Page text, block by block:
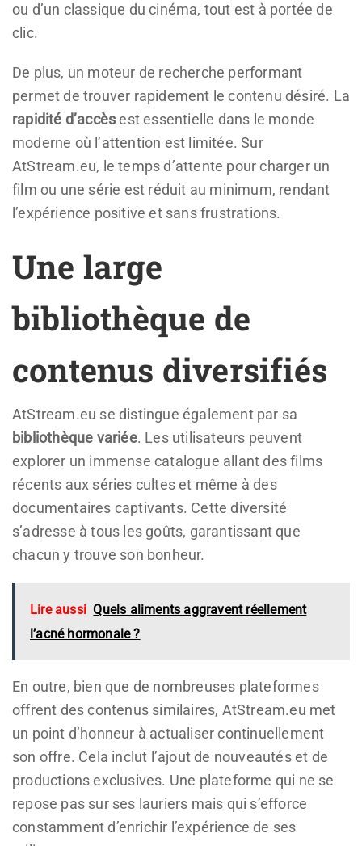
ou d’un classique du cinéma, tout est à portée de
clic.
De plus, un moteur de recherche performant
permet de trouver rapidement le contenu désiré. La
rapidité d’accèsest essentielle dans le monde
moderne où l’attention est limitée. Sur
AtStream.eu, le temps d’attente pour charger un
film ou une série est réduit au minimum, rendant
l’expérience positive et sans frustrations.
Une large
bibliothèque de
contenus diversifiés
AtStream.eu se distingue également par sa
bibliothèque variée. Les utilisateurs peuvent
explorer un immense catalogue allant des films
récents aux séries cultes et même à des
documentaires captivants. Cette diversité
s’adresse à tous les goûts, garantissant que
chacun y trouve son bonheur.
Lire aussi Quels aliments aggravent réellement
l’acné hormonale ?
En outre, bien que de nombreuses plateformes
offrent des contenus similaires, AtStream.eu met
un point d’honneur à actualiser continuellement
son offre. Cela inclut l’ajout de nouveautés et de
productions exclusives. Une plateforme qui ne se
repose pas sur ses lauriers mais qui s’efforce
constamment d’enrichir l’expérience de ses